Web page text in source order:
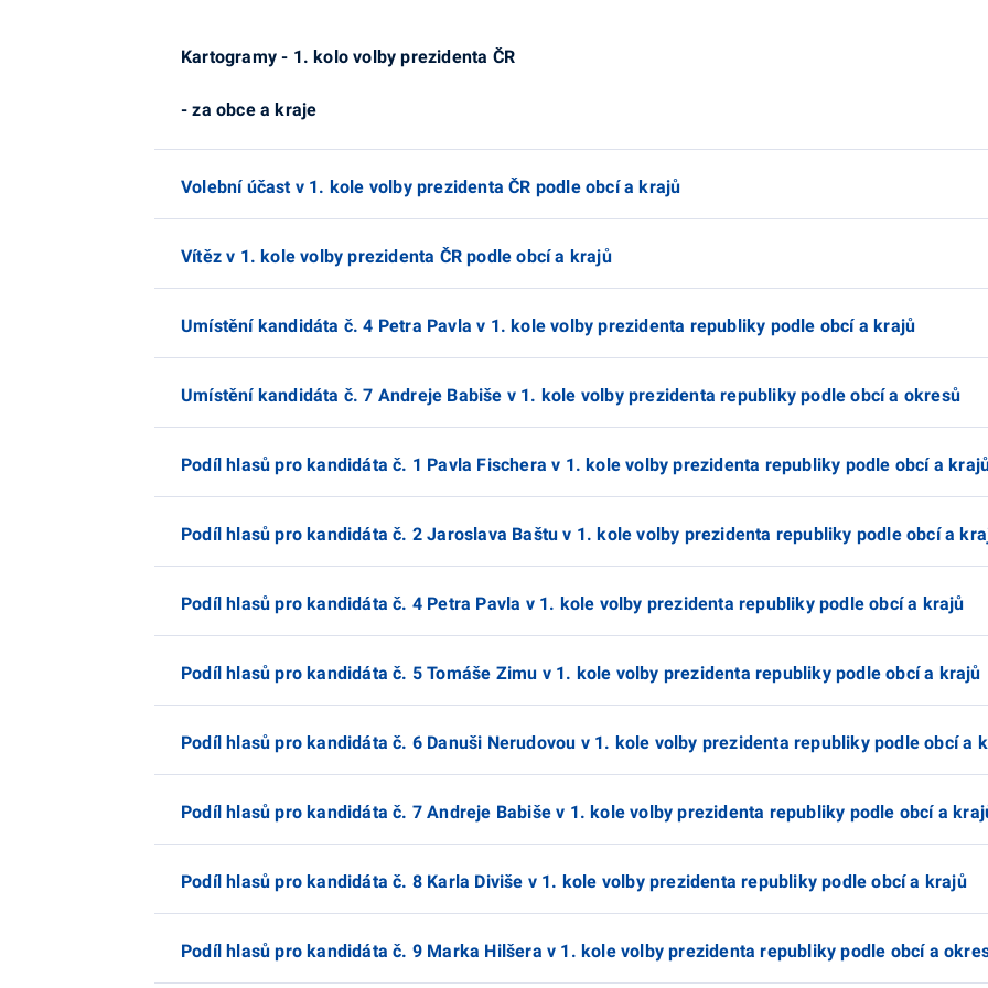
Kartogramy - 1. kolo volby prezidenta ČR
- za obce a kraje
Volební účast v 1. kole volby prezidenta ČR podle obcí a krajů
Vítěz v 1. kole volby prezidenta ČR podle obcí a krajů
Umístění kandidáta č. 4 Petra Pavla v 1. kole volby prezidenta republiky podle obcí a krajů
Umístění kandidáta č. 7 Andreje Babiše v 1. kole volby prezidenta republiky podle obcí a okresů
Podíl hlasů pro kandidáta č. 1 Pavla Fischera v 1. kole volby prezidenta republiky podle obcí a
Podíl hlasů pro kandidáta č. 2 Jaroslava Baštu v 1. kole volby prezidenta republiky podle obcí a
Podíl hlasů pro kandidáta č. 4 Petra Pavla v 1. kole volby prezidenta republiky podle obcí a krajů
Podíl hlasů pro kandidáta č. 5 Tomáše Zimu v 1. kole volby prezidenta republiky podle obcí a krajů
Podíl hlasů pro kandidáta č. 6 Danuši Nerudovou v 1. kole volby prezidenta republiky podle obcí a
Podíl hlasů pro kandidáta č. 7 Andreje Babiše v 1. kole volby prezidenta republiky podle obcí a
Podíl hlasů pro kandidáta č. 8 Karla Diviše v 1. kole volby prezidenta republiky podle obcí a krajů
Podíl hlasů pro kandidáta č. 9 Marka Hilšera v 1. kole volby prezidenta republiky podle obcí a